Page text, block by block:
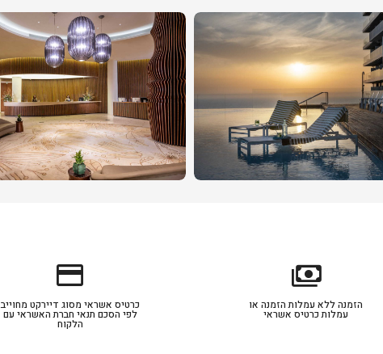
payments
הזמנה ללא עמלות הזמנה או
עמלות כרטיס אשראי
credit_card
כרטיס אשראי מסוג דיירקט מחוייב
לפי הסכם תנאי חברת האשראי עם
הלקוח